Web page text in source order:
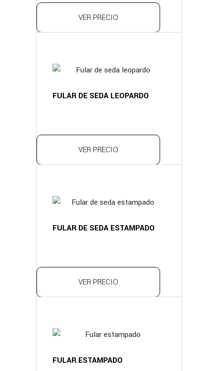
VER PRECIO
FULAR DE SEDA LEOPARDO
VER PRECIO
FULAR DE SEDA ESTAMPADO
VER PRECIO
FULAR ESTAMPADO